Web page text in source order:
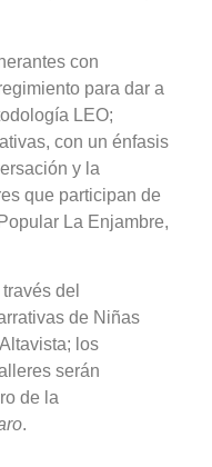
con
para dar a
LEO;
con un énfasis
y la
que participan de
La Enjambre,
del
de Niñas
los
serán
de la
.